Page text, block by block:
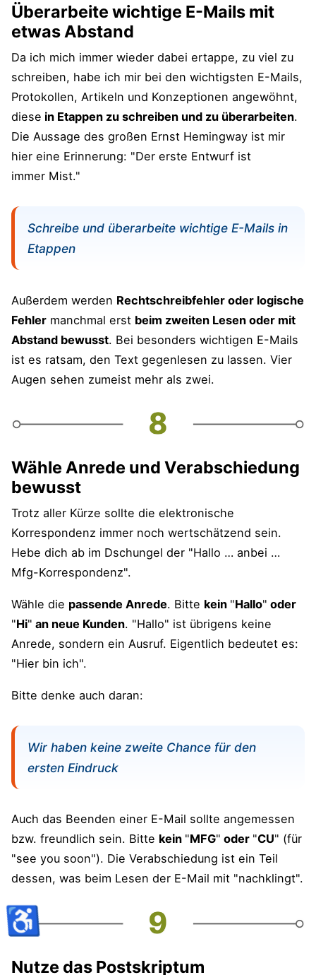
Überarbeite wichtige E-Mails mit
etwas Abstand
Da ich mich immer wieder dabei ertappe, zu viel zu
schreiben, habe ich mir bei den wichtigsten E-Mails,
Protokollen, Artikeln und Konzeptionen angewöhnt,
diese in Etappen zu schreiben und zu überarbeiten.
Die Aussage des großen Ernst Hemingway ist mir
hier eine Erinnerung: "Der erste Entwurf ist
immer Mist."
Schreibe und überarbeite wichtige E-Mails in
Etappen
Außerdem werden Rechtschreibfehler oder logische
Fehler manchmal erst beim zweiten Lesen oder mit
Abstand bewusst. Bei besonders wichtigen E-Mails
ist es ratsam, den Text gegenlesen zu lassen. Vier
Augen sehen zumeist mehr als zwei.
Wähle Anrede und Verabschiedung
bewusst
Trotz aller Kürze sollte die elektronische
Korrespondenz immer noch wertschätzend sein.
Hebe dich ab im Dschungel der "Hallo … anbei …
Mfg-Korrespondenz".
Wähle die passende Anrede. Bitte kein "Hallo" oder
"Hi" an neue Kunden. "Hallo" ist übrigens keine
Anrede, sondern ein Ausruf. Eigentlich bedeutet es:
"Hier bin ich".
Bitte denke auch daran:
Wir haben keine zweite Chance für den
ersten Eindruck
Auch das Beenden einer E-Mail sollte angemessen
bzw. freundlich sein. Bitte kein "MFG" oder "CU" (für
"see you soon"). Die Verabschiedung ist ein Teil
dessen, was beim Lesen der E-Mail mit "nachklingt".
Nutze das Postskriptum